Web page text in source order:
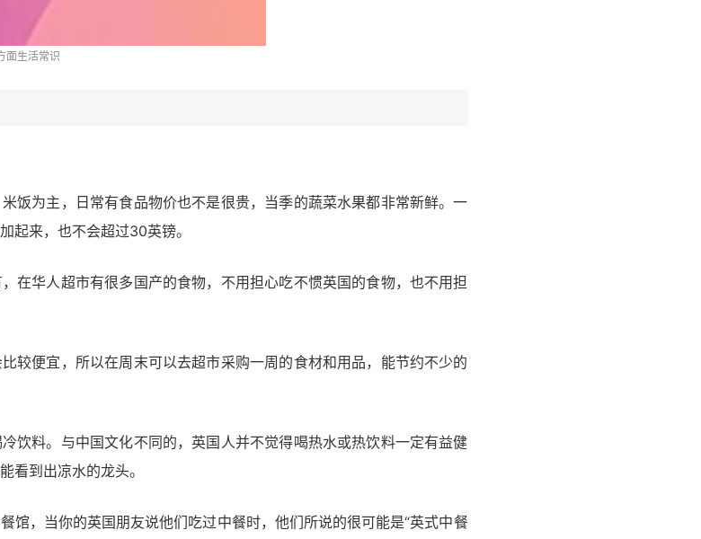
面生活常识
饭为主，日常有食品物价也不是很贵，当季的蔬菜水果都非常新鲜。一
起来，也不会超过30英镑。
在华人超市有很多国产的食物，不用担心吃不惯英国的食物，也不用担
较便宜，所以在周末可以去超市采购一周的食材和用品，能节约不少的
饮料。与中国文化不同的，英国人并不觉得喝热水或热饮料一定有益健
看到出凉水的龙头。
馆，当你的英国朋友说他们吃过中餐时，他们所说的很可能是“英式中餐